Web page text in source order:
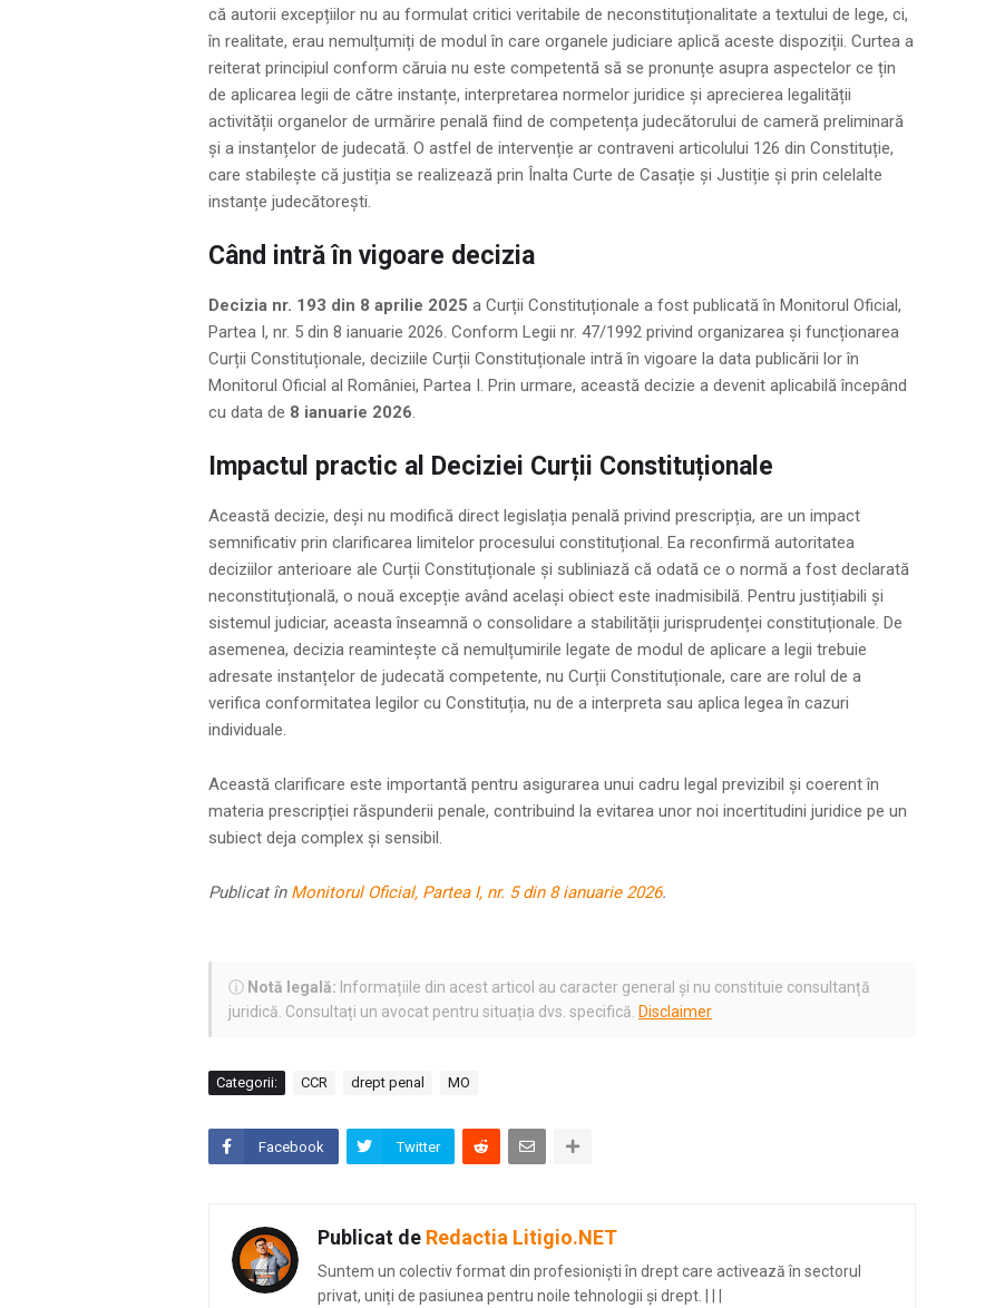
că autorii excepțiilor nu au formulat critici veritabile de neconstituționalitate a textului de lege, ci,
în realitate, erau nemulțumiți de modul în care organele judiciare aplică aceste dispoziții. Curtea a
reiterat principiul conform căruia nu este competentă să se pronunțe asupra aspectelor ce țin
de aplicarea legii de către instanțe, interpretarea normelor juridice și aprecierea legalității
activității organelor de urmărire penală fiind de competența judecătorului de cameră preliminară
și a instanțelor de judecată. O astfel de intervenție ar contraveni articolului 126 din Constituție,
care stabilește că justiția se realizează prin Înalta Curte de Casație și Justiție și prin celelalte
instanțe judecătorești.
Când intră în vigoare decizia
Decizia nr. 193 din 8 aprilie 2025 a Curții Constituționale a fost publicată în Monitorul Oficial,
Partea I, nr. 5 din 8 ianuarie 2026. Conform Legii nr. 47/1992 privind organizarea și funcționarea
Curții Constituționale, deciziile Curții Constituționale intră în vigoare la data publicării lor în
Monitorul Oficial al României, Partea I. Prin urmare, această decizie a devenit aplicabilă începând
cu data de 8 ianuarie 2026.
Impactul practic al Deciziei Curții Constituționale
Această decizie, deși nu modifică direct legislația penală privind prescripția, are un impact
semnificativ prin clarificarea limitelor procesului constituțional. Ea reconfirmă autoritatea
deciziilor anterioare ale Curții Constituționale și subliniază că odată ce o normă a fost declarată
neconstituțională, o nouă excepție având același obiect este inadmisibilă. Pentru justițiabili și
sistemul judiciar, aceasta înseamnă o consolidare a stabilității jurisprudenței constituționale. De
asemenea, decizia reamintește că nemulțumirile legate de modul de aplicare a legii trebuie
adresate instanțelor de judecată competente, nu Curții Constituționale, care are rolul de a
verifica conformitatea legilor cu Constituția, nu de a interpreta sau aplica legea în cazuri
individuale.
Această clarificare este importantă pentru asigurarea unui cadru legal previzibil și coerent în
materia prescripției răspunderii penale, contribuind la evitarea unor noi incertitudini juridice pe un
subiect deja complex și sensibil.
Publicat în Monitorul Oficial, Partea I, nr. 5 din 8 ianuarie 2026.
ⓘ Notă legală: Informațiile din acest articol au caracter general și nu constituie consultanță
juridică. Consultați un avocat pentru situația dvs. specifică. Disclaimer
Categorii: CCR drept penal MO
Facebook Twitter
Publicat de Redactia Litigio.NET
Suntem un colectiv format din profesioniști în drept care activează în sectorul
privat, uniți de pasiunea pentru noile tehnologii și drept.